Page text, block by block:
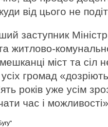
від цього не
заступник
житлово-
міст та сіл
громад
років уже усім
час і